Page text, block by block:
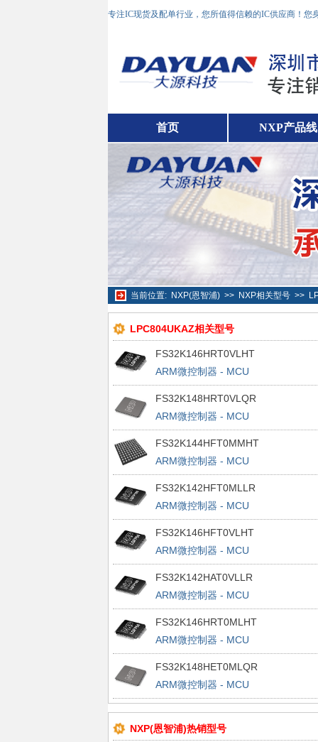
专注IC现货及配单行业，您所值得信赖的IC供应商！
首页 NXP产品线
当前位置: NXP(恩智浦)>> NXP相关型号>>
LPC804UKAZ相关型号
FS32K146HRT0VLHT
ARM微控制器 - MCU
FS32K146HRT0VLHT/QFP64///
MULTIPLE DP BAKEABLE
FS32K148HRT0VLQR
ARM微控制器 - MCU
FS32K148HRT0VLQT/LQFP144///
FS32K144HFT0MMHT
ARM微控制器 - MCU
FS32K144HFT0MMHT/LBGA100///
FS32K142HFT0MLLR
ARM微控制器 - MCU
FS32K142HFT0MLLT/LQFP100///
FS32K146HFT0VLHT
ARM微控制器 - MCU
FS32K146HFT0VLHT/QFP64///
FS32K142HAT0VLLR
ARM微控制器 - MCU
FS32K142HAT0VLLT/LQFP100///
FS32K146HRT0MLHT
ARM微控制器 - MCU
FS32K146HRT0MLHT/QFP64///
MULTIPLE DP BAKEABLE
FS32K148HET0MLQR
ARM微控制器 - MCU
FS32K148HET0MLQT/LQFP144///
NXP(恩智浦)热销型号